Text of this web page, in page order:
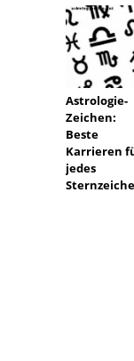
Astrologie-
Zeichen:
Beste
Karrieren
jedes